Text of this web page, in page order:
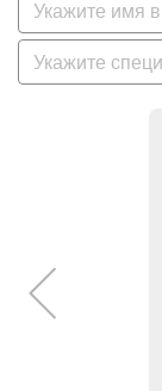
Подводное
программа
является